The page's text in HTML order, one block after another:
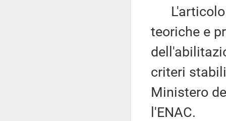
L'articolo
teoriche e
criteri
Ministero
l'ENAC.